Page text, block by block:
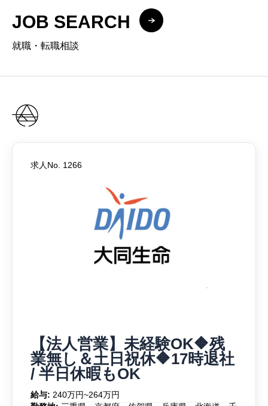
JOB SEARCH
就職・転職相談
求人No. 1266
【法人営業】未経験OK🔶残
業無し＆土日祝休🔶17時退社
/ 半日休暇もOK
給与: 240万円~264万円